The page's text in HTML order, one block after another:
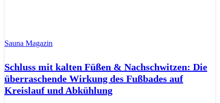
Sauna Magazin
Schluss mit kalten Füßen & Nachschwitzen: Die
überraschende Wirkung des Fußbades auf
Kreislauf und Abkühlung